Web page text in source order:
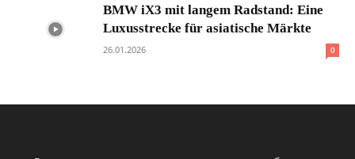
BMW iX3 mit langem Radstand: Eine
Luxusstrecke für asiatische Märkte
26.01.2026 0